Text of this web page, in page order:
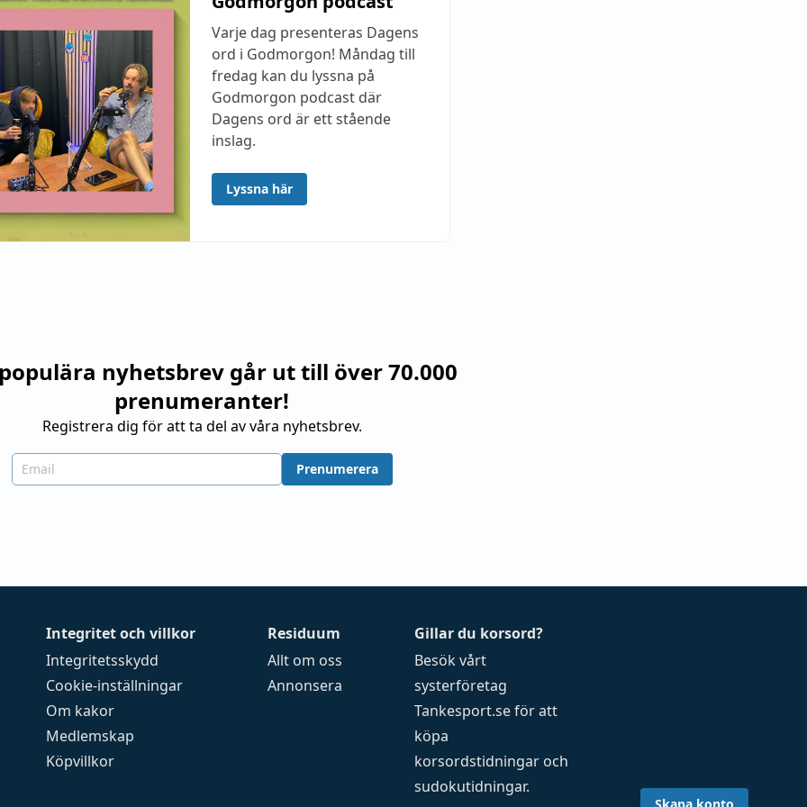
Varje dag presenteras Dagens
ord i Godmorgon! Måndag till
fredag kan du lyssna på
Godmorgon podcast där
Dagens ord är ett stående
inslag.
Lyssna här
nyhetsbrev går ut till över 70.000
prenumeranter!
Registrera dig för att ta del av våra nyhetsbrev.
Prenumerera
Integritet och villkor
Integritetsskydd
Cookie-inställningar
Om kakor
Medlemskap
Köpvillkor
Residuum
Allt om oss
Annonsera
Gillar du korsord?
Besök vårt
systerföretag
Tankesport.seför att
köpa
korsordstidningar och
sudokutidningar.